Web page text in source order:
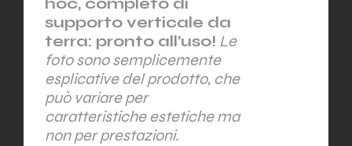
supporto verticale da
terra: pronto all’uso! Le
foto sono semplicemente
esplicative del prodotto, che
può variare per
caratteristiche estetiche ma
non per prestazioni.